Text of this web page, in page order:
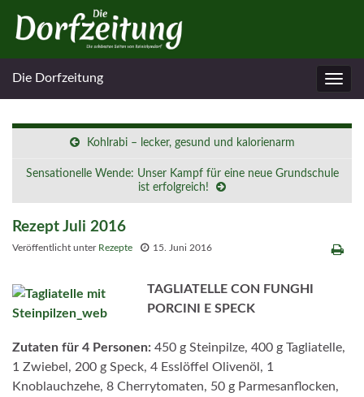
Die Dorfzeitung
Kohlrabi – lecker, gesund und kalorienarm
Sensationelle Wende: Unser Kampf für eine neue Grundschule
ist erfolgreich!
Rezept Juli 2016
Veröffentlicht unter Rezepte 15. Juni 2016
TAGLIATELLE CON FUNGHI
PORCINI E SPECK
Zutaten für 4 Personen: 450 g Steinpilze, 400 g Tagliatelle,
1 Zwiebel, 200 g Speck, 4 Esslöffel Olivenöl, 1
Knoblauchzehe, 8 Cherrytomaten, 50 g Parmesanflocken,